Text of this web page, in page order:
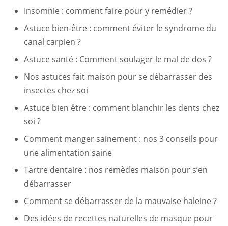
Insomnie : comment faire pour y remédier ?
Astuce bien-être : comment éviter le syndrome du
canal carpien ?
Astuce santé : Comment soulager le mal de dos ?
Nos astuces fait maison pour se débarrasser des
insectes chez soi
Astuce bien être : comment blanchir les dents chez
soi ?
Comment manger sainement : nos 3 conseils pour
une alimentation saine
Tartre dentaire : nos remèdes maison pour s’en
débarrasser
Comment se débarrasser de la mauvaise haleine ?
Des idées de recettes naturelles de masque pour